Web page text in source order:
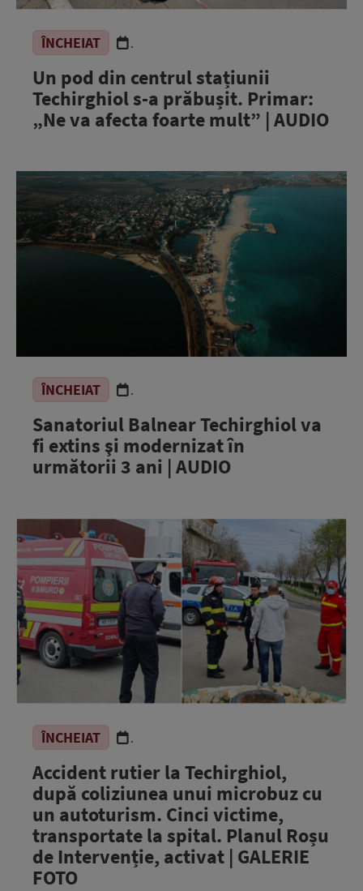
ÎNCHEIAT .
Un pod din centrul stațiunii
Techirghiol s-a prăbușit. Primar:
„Ne va afecta foarte mult” | AUDIO
ÎNCHEIAT .
Sanatoriul Balnear Techirghiol va
fi extins şi modernizat în
următorii 3 ani | AUDIO
ÎNCHEIAT .
Accident rutier la Techirghiol,
după coliziunea unui microbuz cu
un autoturism. Cinci victime,
transportate la spital. Planul Roșu
de Intervenție, activat | GALERIE
FOTO